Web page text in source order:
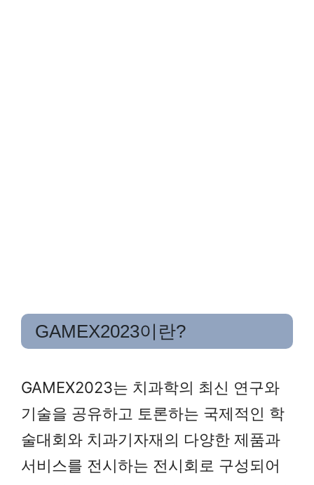
GAMEX2023이란?
GAMEX2023는 치과학의 최신 연구와
기술을 공유하고 토론하는 국제적인 학
술대회와 치과기자재의 다양한 제품과
서비스를 전시하는 전시회로 구성되어